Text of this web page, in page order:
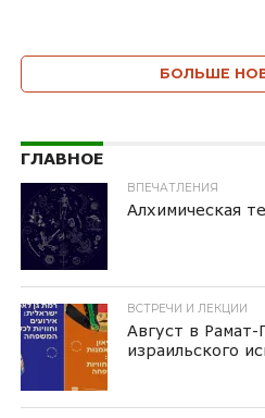
БОЛЬШЕ
ГЛАВНОЕ
ВПЕЧАТЛЕНИЯ
Алхимическая
ВСТРЕЧИ И ЛЕКЦИИ
Август в Рамат-
израильского